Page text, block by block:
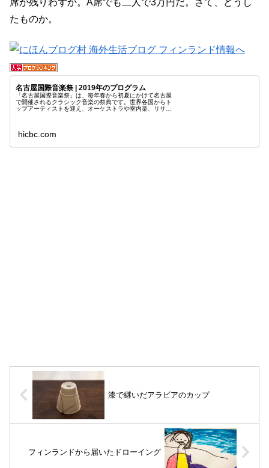
席が残りわずか。A席でも二人で3万円だ。さて、どうし
たものか。
名古屋国際音楽祭 | 2019年のプログラム
「名古屋国際音楽祭」は、毎年春から初夏にかけて名古屋
で開催されるクラシック音楽の祭典です。世界各国からト
ップアーティストを迎え、オーケストラや室内楽、リサイ
hicbc.com
漆で継いだアラビアのカップ
フィンランドから届いたドローイング